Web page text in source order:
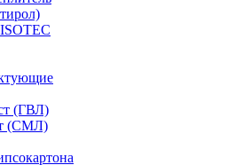
(ГВЛ)
(СМЛ)